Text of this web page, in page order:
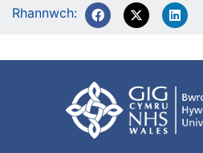
Rhannwch: